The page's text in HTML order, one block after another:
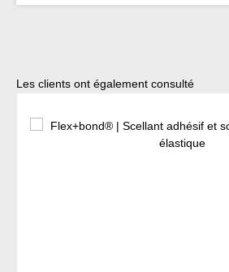
Ignorer la galerie de produits
Les clients ont également consulté